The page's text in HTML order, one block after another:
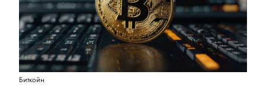
Биткойн